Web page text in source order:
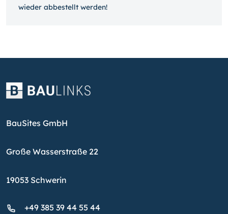
wieder ab­bestellt werden!
BauSites GmbH
Große Wasserstraße 22
19053 Schwerin
+49 385 39 44 55 44